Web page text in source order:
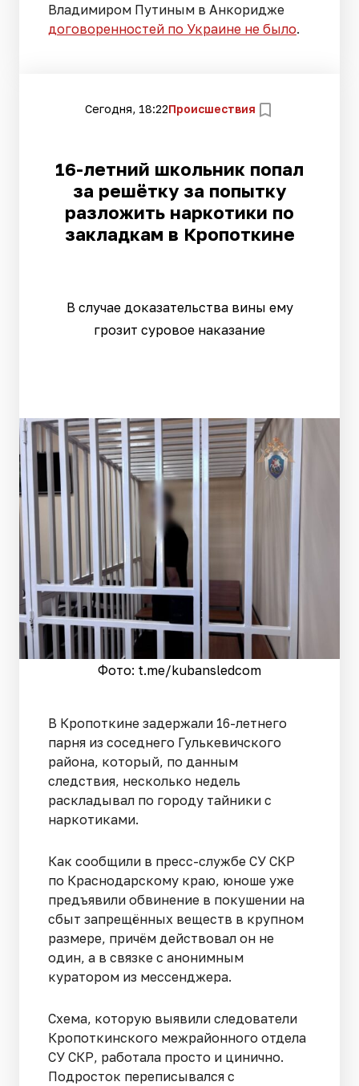
Владимиром Путиным в Анкоридже
договоренностей по Украине не было.
Сегодня, 18:22Происшествия
16-летний школьник попал
за решётку за попытку
разложить наркотики по
закладкам в Кропоткине
В случае доказательства вины ему
грозит суровое наказание
Фото: t.me/kubansledcom
В Кропоткине задержали 16-летнего
парня из соседнего Гулькевичского
района, который, по данным
следствия, несколько недель
раскладывал по городу тайники с
наркотиками.
Как сообщили в пресс-службе СУ СКР
по Краснодарскому краю, юноше уже
предъявили обвинение в покушении на
сбыт запрещённых веществ в крупном
размере, причём действовал он не
один, а в связке с анонимным
куратором из мессенджера.
Схема, которую выявили следователи
Кропоткинского межрайонного отдела
СУ СКР, работала просто и цинично.
Подросток переписывался с